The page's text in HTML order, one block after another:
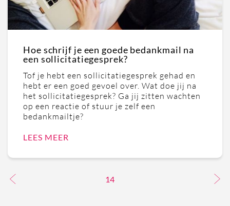
Hoe schrijf je een goede bedankmail na
een sollicitatiegesprek?
Tof je hebt een sollicitatiegesprek gehad en
hebt er een goed gevoel over. Wat doe jij na
het sollicitatiegesprek? Ga jij zitten wachten
op een reactie of stuur je zelf een
bedankmailtje?
LEES MEER
14